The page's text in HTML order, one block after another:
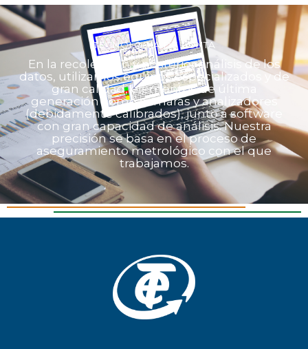
TECNOLOGÍA DE PUNTA
En la recolección y posterior análisis de los
datos, utilizamos equipos especializados y de
gran calidad, elementos de última
generación como cámaras y analizadores
(debidamente calibrados), junto a software
con gran capacidad de análisis. Nuestra
precisión se basa en el proceso de
aseguramiento metrológico con el que
trabajamos.